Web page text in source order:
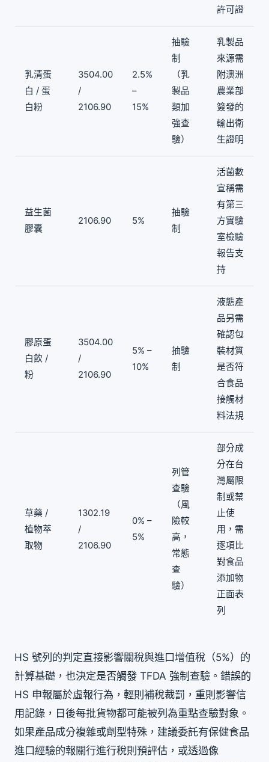
許可證
乳清蛋
白 / 蛋
白粉
3504.00
/
2106.90
2.5%
–
15%
抽驗
制
（乳
製品
類加
強查
驗）
乳製品
來源需
附澳洲
農業部
簽發的
輸出衛
生證明
益生菌
膠囊
2106.90 5%
抽驗
制
活菌數
宣稱需
有第三
方實驗
室檢驗
報告支
持
膠原蛋
白飲 /
粉
3504.00
/
2106.90
5% –
10%
抽驗
制
液態產
品另需
確認包
裝材質
是否符
合食品
接觸材
料法規
草藥 /
植物萃
取物
1302.19
/
2106.90
0% –
5%
列管
查驗
（風
險較
高，
常態
查
驗）
部分成
分在台
灣屬限
制或禁
止使
用，需
逐項比
對食品
添加物
正面表
列
HS 號列的判定直接影響關稅與進口增值稅（5%）的
計算基礎，也決定是否觸發 TFDA 強制查驗。錯誤的
HS 申報屬於虛報行為，輕則補稅裁罰，重則影響信
用記錄，日後每批貨物都可能被列為重點查驗對象。
如果產品成分複雜或劑型特殊，建議委託有保健食品
進口經驗的報關行進行稅則預評估，或透過像